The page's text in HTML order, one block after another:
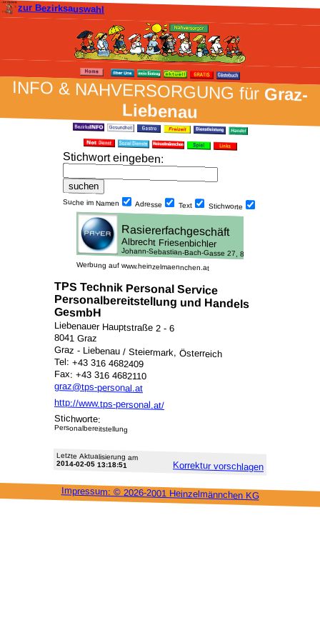
zur Bezirksauswahl
INFO & NAH­VER­SORG­UNG fürGraz-
Liebenau
Stich­wort ein­geben:
Suche im Namen Adresse Text Stich­worte
Werbung auf www.heinzelmaennchen.at
TPS Technik Personal Service
Personalbereitstellung und Handels
GesmbH
Liebenauer Hauptstraße 2 - 6
8041 Graz
Graz - Liebenau / Steiermark, Österreich
Tel: +43 316 4682409
Fax: +43 316 4682110
graz@tps-personal.at
http://www.tps-personal.at/
Stichworte:
Personalbereitstellung
Letzte Aktu­alisie­rung am
2014-02-05 13:18:51 Korrektur vor­schlagen
Impressum: © 2026-2001 Heinzel­männchen KG